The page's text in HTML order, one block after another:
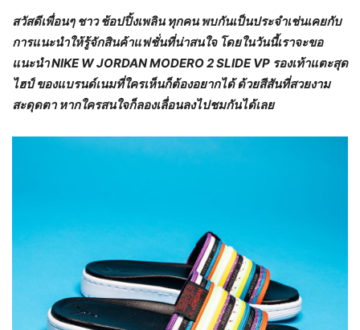
สวัสดีเพื่อนๆ ชาว ช้อปปิ้งเพลิน ทุกคน พบกันเป็นประจำเช่นเคยกับ
การแนะนำให้รู้จักสินค้าแฟชั่นที่น่าสนใจ โดยในวันนี้เราจะขอ
แนะนำ NIKE W JORDAN MODERO 2 SLIDE VP รองเท้าแตะสุด
ไฮป์ ของแบรนด์เนมที่ใครเห็นก็ต้องอยากได้ ด้วยสีสันที่สวยงาม
สะดุดตา หากใครสนใจก็ลองเลื่อนลงไปชมกันได้เลย